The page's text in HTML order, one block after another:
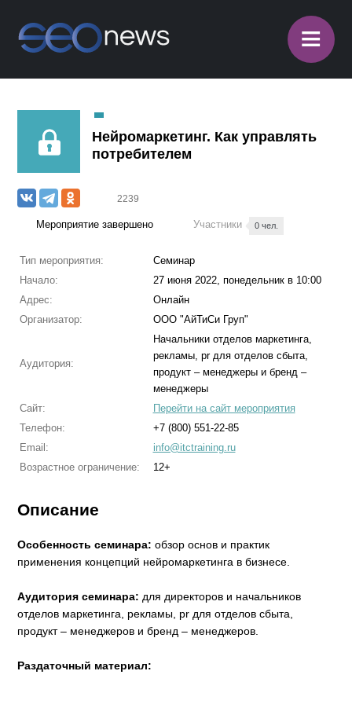
≡
Нейромаркетинг. Как управлять
потребителем
2239
Мероприятие завершено Участники 0 чел.
Тип мероприятия:
Семинар
Начало:
27 июня 2022, понедельник в 10:00
Адрес:
Онлайн
Организатор:
ООО "АйТиСи Груп"
Аудитория:
Начальники отделов маркетинга,
рекламы, pr для отделов сбыта,
продукт – менеджеры и бренд –
менеджеры
Сайт:
Перейти на сайт мероприятия
Телефон:
+7 (800) 551-22-85
Email:
info@itctraining.ru
Возрастное ограничение:
12+
Описание
Особенность семинара: обзор основ и практик
применения концепций нейромаркетинга в бизнесе.
Аудитория семинара: для директоров и начальников
отделов маркетинга, рекламы, pr для отделов сбыта,
продукт – менеджеров и бренд – менеджеров.
Раздаточный материал: